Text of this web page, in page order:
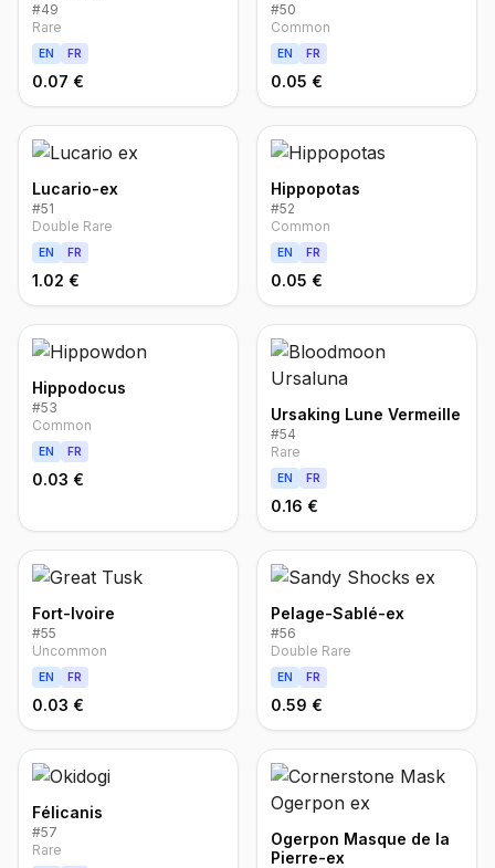
#49
Rare
EN FR
0.07 €
#50
Common
EN FR
0.05 €
Lucario-ex
#51
Double Rare
EN FR
1.02 €
Hippopotas
#52
Common
EN FR
0.05 €
Hippodocus
#53
Common
EN FR
0.03 €
Ursaking Lune Vermeille
#54
Rare
EN FR
0.16 €
Fort-Ivoire
#55
Uncommon
EN FR
0.03 €
Pelage-Sablé-ex
#56
Double Rare
EN FR
0.59 €
Félicanis
#57
Rare
Ogerpon Masque de la
Pierre-ex